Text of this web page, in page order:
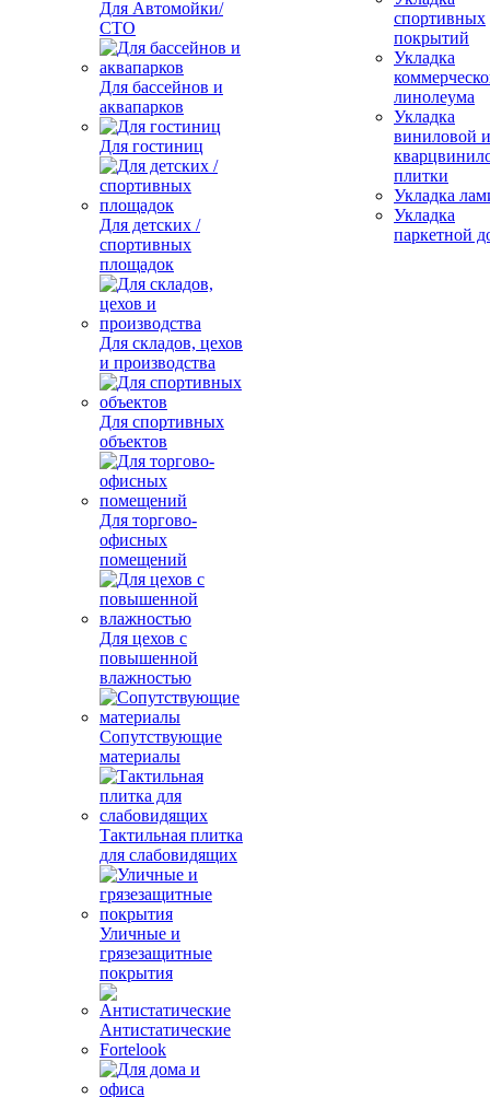
Для Автомойки/
СТО
Для бассейнов и
аквапарков
Для гостиниц
Для детских /
спортивных
площадок
Для складов, цехов
и производства
Для спортивных
объектов
Для торгово-
офисных
помещений
Для цехов с
повышенной
влажностью
Сопутствующие
материалы
Тактильная плитка
для слабовидящих
Уличные и
грязезащитные
покрытия
Антистатические
Fortelook
спортивных
покрытий
Укладка
линолеума
Укладка
виниловой и
плитки
Укладка
Укладка
паркетной